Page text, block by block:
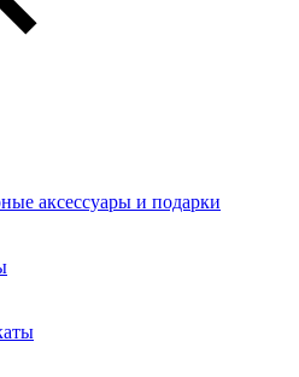
аксессуары и подарки